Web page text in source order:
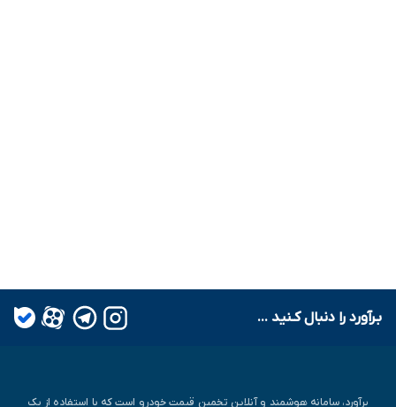
بـرآورد را دنبال کـنید ...
برآورد، سامانه هوشمند و آنلاین تخمین قیمت خودرو است که با استفاده از یک